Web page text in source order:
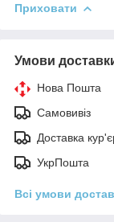
Приховати
Умови
Нова Пошта
Самовивіз
Доставка
УкрПошта
Всі умови